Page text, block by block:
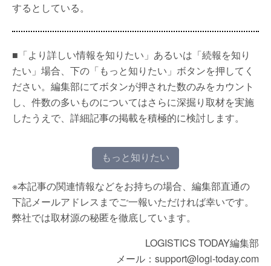
するとしている。
■「より詳しい情報を知りたい」あるいは「続報を知り
たい」場合、下の「もっと知りたい」ボタンを押してく
ださい。編集部にてボタンが押された数のみをカウント
し、件数の多いものについてはさらに深掘り取材を実施
したうえで、詳細記事の掲載を積極的に検討します。
もっと知りたい
※本記事の関連情報などをお持ちの場合、編集部直通の
下記メールアドレスまでご一報いただければ幸いです。
弊社では取材源の秘匿を徹底しています。
LOGISTICS TODAY編集部
メール：support@logi-today.com